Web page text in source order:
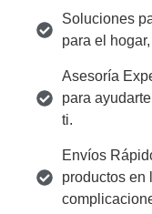
Soluciones
para el
Asesoría
para
ti.
Envíos
productos en